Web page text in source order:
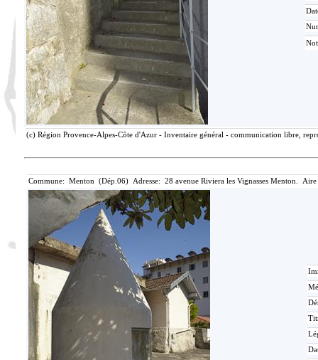
(c) Région Provence-Alpes-Côte d'Azur - Inventaire général - communication libre,
Commune: Menton (Dép.06) Adresse: 28 avenue Riviera les Vignasses Menton.